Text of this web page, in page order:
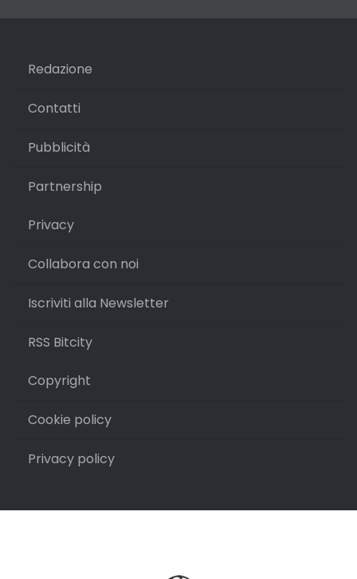
Redazione
Contatti
Pubblicità
Partnership
Privacy
Collabora con noi
Iscriviti alla Newsletter
RSS Bitcity
Copyright
Cookie policy
Privacy policy